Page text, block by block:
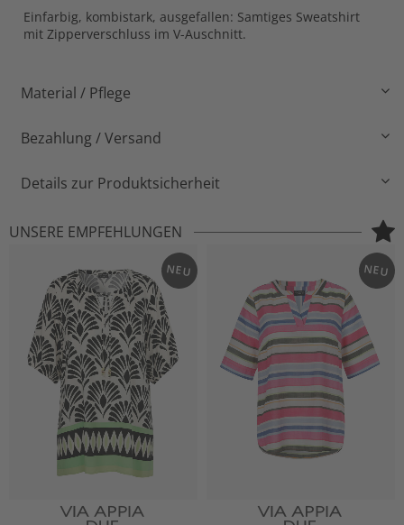
Einfarbig, kombistark, ausgefallen: Samtiges Sweatshirt
mit Zipperverschluss im V-Auschnitt.
Material / Pflege
Bezahlung / Versand
Details zur Produktsicherheit
UNSERE EMPFEHLUNGEN
NEU NEU